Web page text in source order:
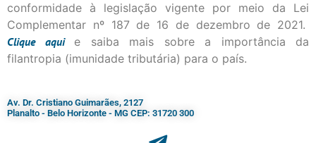
conformidade à legislação vigente por meio da Lei
Complementar nº 187 de 16 de dezembro de 2021.
Cliqueaqui
e saiba mais sobre a importância da
filantropia (imunidade tributária) para o país.
Av. Dr. Cristiano Guimarães, 2127
Planalto - Belo Horizonte - MG CEP: 31720 300